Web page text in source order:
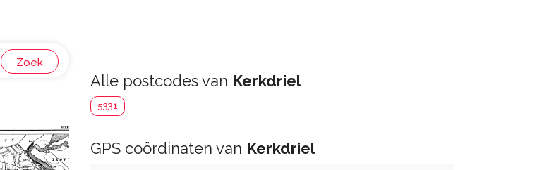
Zoek
Alle postcodes van Kerkdriel
5331
GPS coördinaten van Kerkdriel